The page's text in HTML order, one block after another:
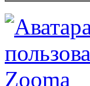
Zooma